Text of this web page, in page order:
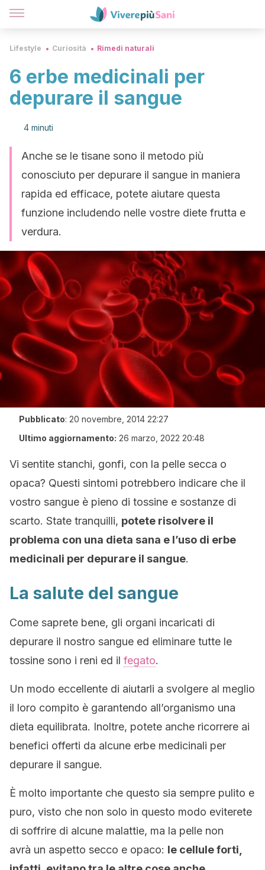
Lifestyle Curiosità Rimedi naturali
6 erbe medicinali per
depurare il sangue
4 minuti
Anche se le tisane sono il metodo più
conosciuto per depurare il sangue in maniera
rapida ed efficace, potete aiutare questa
funzione includendo nelle vostre diete frutta e
verdura.
Pubblicato: 20 novembre, 2014 22:27
Ultimo aggiornamento: 26 marzo, 2022 20:48
Vi sentite stanchi, gonfi, con la pelle secca o
opaca? Questi sintomi potrebbero indicare che il
vostro sangue è pieno di tossine e sostanze di
scarto. State tranquilli, potete risolvere il
problema con una dieta sana e l’uso di erbe
medicinali per depurare il sangue.
La salute del sangue
Come saprete bene, gli organi incaricati di
depurare il nostro sangue ed eliminare tutte le
tossine sono i reni ed il fegato.
Un modo eccellente di aiutarli a svolgere al meglio
il loro compito è garantendo all’organismo una
dieta equilibrata. Inoltre, potete anche ricorrere ai
benefici offerti da alcune erbe medicinali per
depurare il sangue.
È molto importante che questo sia sempre pulito e
puro, visto che non solo in questo modo eviterete
di soffrire di alcune malattie, ma la pelle non
avrà un aspetto secco e opaco: le cellule forti,